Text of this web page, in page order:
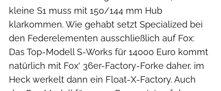
kleine S1 muss mit 150/144 mm Hub
klarkommen. Wie gehabt setzt Specialized bei
den Federelementen ausschließlich auf Fox:
Das Top-Modell S-Works für 14000 Euro kommt
natürlich mit Fox' 36er-Factory-Forke daher, im
Heck werkelt dann ein Float-X-Factory. Auch